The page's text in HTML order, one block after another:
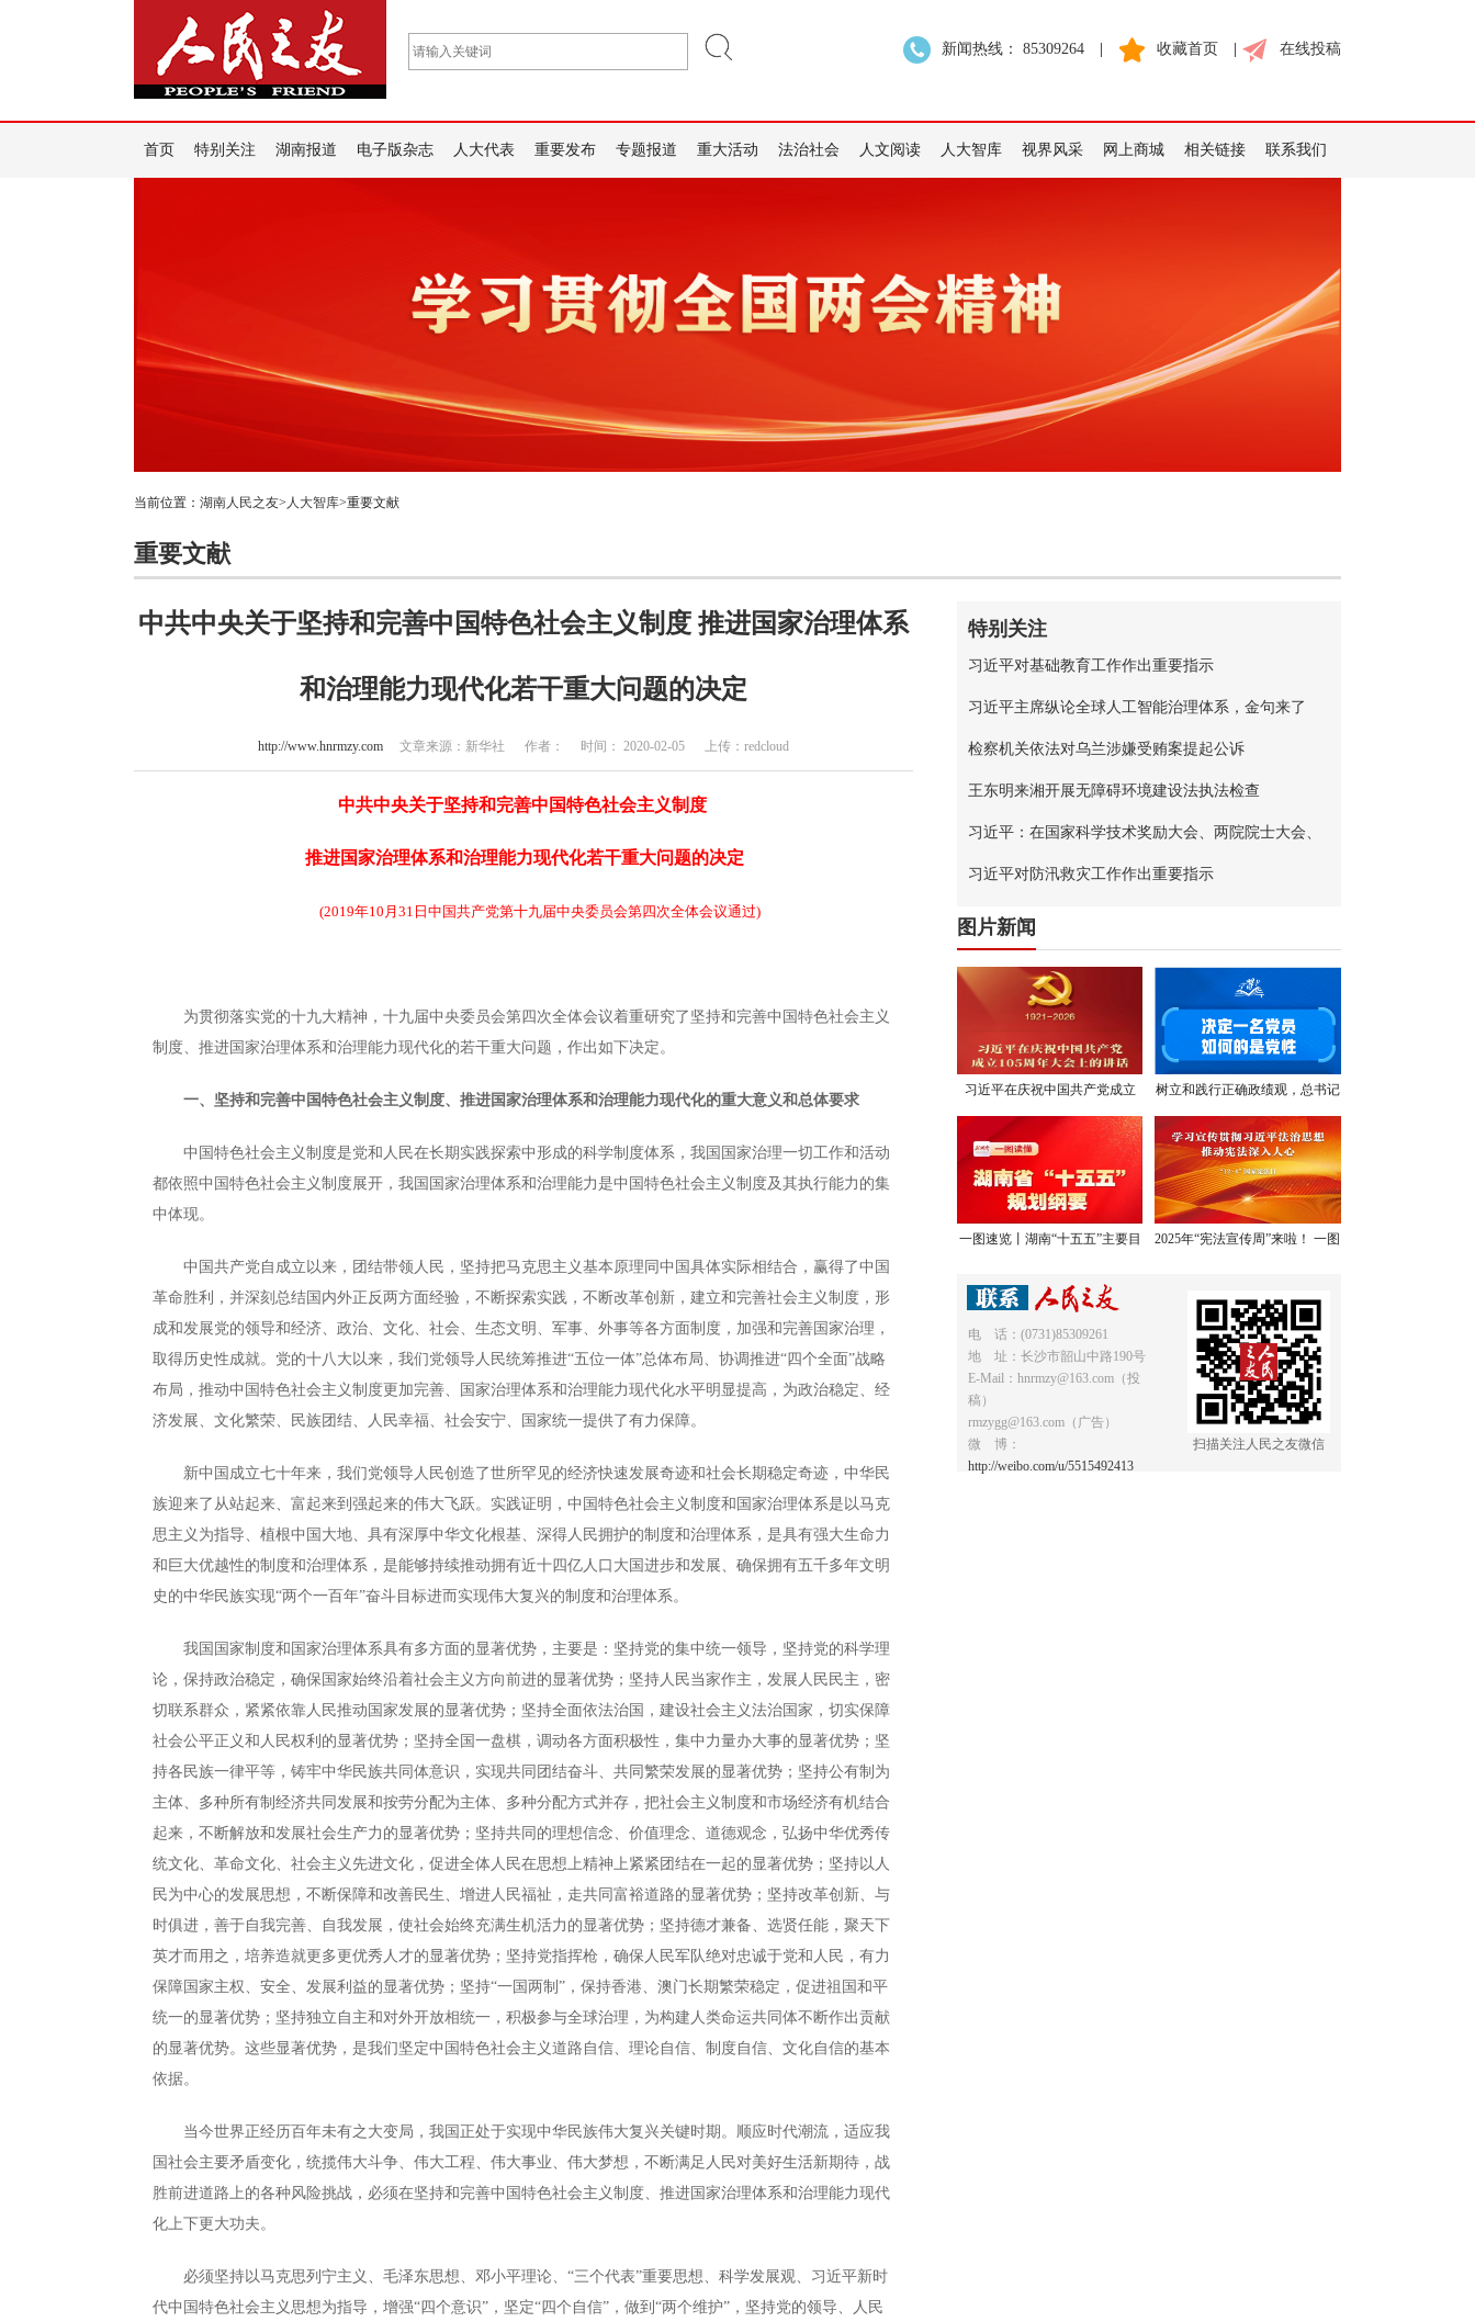
新闻热线： 85309264 收藏首页 在线投稿
首页 特别关注 湖南报道 电子版杂志 人大代表 重要发布 专题报道 重大活动 法治社会 人文阅读 人大智库 视界风采 网上商城 相关链接 联系我们
当前位置： 湖南人民之友> 人大智库>重要文献
重要文献
中共中央关于坚持和完善中国特色社会主义制度 推进国家治理体系
和治理能力现代化若干重大问题的决定
http://www.hnrmzy.com 文章来源：新华社 作者： 时间： 2020-02-05 上传：redcloud
中共中央关于坚持和完善中国特色社会主义制度
推进国家治理体系和治理能力现代化若干重大问题的决定
(2019年10月31日中国共产党第十九届中央委员会第四次全体会议通过)
为贯彻落实党的十九大精神，十九届中央委员会第四次全体会议着重研究了坚持和完善中国特色社会主义
制度、推进国家治理体系和治理能力现代化的若干重大问题，作出如下决定。
一、坚持和完善中国特色社会主义制度、推进国家治理体系和治理能力现代化的重大意义和总体要求
中国特色社会主义制度是党和人民在长期实践探索中形成的科学制度体系，我国国家治理一切工作和活动
都依照中国特色社会主义制度展开，我国国家治理体系和治理能力是中国特色社会主义制度及其执行能力的集
中体现。
中国共产党自成立以来，团结带领人民，坚持把马克思主义基本原理同中国具体实际相结合，赢得了中国
革命胜利，并深刻总结国内外正反两方面经验，不断探索实践，不断改革创新，建立和完善社会主义制度，形
成和发展党的领导和经济、政治、文化、社会、生态文明、军事、外事等各方面制度，加强和完善国家治理，
取得历史性成就。党的十八大以来，我们党领导人民统筹推进“五位一体”总体布局、协调推进“四个全面”战略
布局，推动中国特色社会主义制度更加完善、国家治理体系和治理能力现代化水平明显提高，为政治稳定、经
济发展、文化繁荣、民族团结、人民幸福、社会安宁、国家统一提供了有力保障。
新中国成立七十年来，我们党领导人民创造了世所罕见的经济快速发展奇迹和社会长期稳定奇迹，中华民
族迎来了从站起来、富起来到强起来的伟大飞跃。实践证明，中国特色社会主义制度和国家治理体系是以马克
思主义为指导、植根中国大地、具有深厚中华文化根基、深得人民拥护的制度和治理体系，是具有强大生命力
和巨大优越性的制度和治理体系，是能够持续推动拥有近十四亿人口大国进步和发展、确保拥有五千多年文明
史的中华民族实现“两个一百年”奋斗目标进而实现伟大复兴的制度和治理体系。
我国国家制度和国家治理体系具有多方面的显著优势，主要是：坚持党的集中统一领导，坚持党的科学理
论，保持政治稳定，确保国家始终沿着社会主义方向前进的显著优势；坚持人民当家作主，发展人民民主，密
切联系群众，紧紧依靠人民推动国家发展的显著优势；坚持全面依法治国，建设社会主义法治国家，切实保障
社会公平正义和人民权利的显著优势；坚持全国一盘棋，调动各方面积极性，集中力量办大事的显著优势；坚
持各民族一律平等，铸牢中华民族共同体意识，实现共同团结奋斗、共同繁荣发展的显著优势；坚持公有制为
主体、多种所有制经济共同发展和按劳分配为主体、多种分配方式并存，把社会主义制度和市场经济有机结合
起来，不断解放和发展社会生产力的显著优势；坚持共同的理想信念、价值理念、道德观念，弘扬中华优秀传
统文化、革命文化、社会主义先进文化，促进全体人民在思想上精神上紧紧团结在一起的显著优势；坚持以人
民为中心的发展思想，不断保障和改善民生、增进人民福祉，走共同富裕道路的显著优势；坚持改革创新、与
时俱进，善于自我完善、自我发展，使社会始终充满生机活力的显著优势；坚持德才兼备、选贤任能，聚天下
英才而用之，培养造就更多更优秀人才的显著优势；坚持党指挥枪，确保人民军队绝对忠诚于党和人民，有力
保障国家主权、安全、发展利益的显著优势；坚持“一国两制”，保持香港、澳门长期繁荣稳定，促进祖国和平
统一的显著优势；坚持独立自主和对外开放相统一，积极参与全球治理，为构建人类命运共同体不断作出贡献
的显著优势。这些显著优势，是我们坚定中国特色社会主义道路自信、理论自信、制度自信、文化自信的基本
依据。
当今世界正经历百年未有之大变局，我国正处于实现中华民族伟大复兴关键时期。顺应时代潮流，适应我
国社会主要矛盾变化，统揽伟大斗争、伟大工程、伟大事业、伟大梦想，不断满足人民对美好生活新期待，战
胜前进道路上的各种风险挑战，必须在坚持和完善中国特色社会主义制度、推进国家治理体系和治理能力现代
化上下更大功夫。
必须坚持以马克思列宁主义、毛泽东思想、邓小平理论、“三个代表”重要思想、科学发展观、习近平新时
代中国特色社会主义思想为指导，增强“四个意识”，坚定“四个自信”，做到“两个维护”，坚持党的领导、人民
特别关注
习近平对基础教育工作作出重要指示
习近平主席纵论全球人工智能治理体系，金句来了
检察机关依法对乌兰涉嫌受贿案提起公诉
王东明来湘开展无障碍环境建设法执法检查
习近平：在国家科学技术奖励大会、两院院士大会、
中国科协第十一次全国代表大会上的讲话
习近平对防汛救灾工作作出重要指示
图片新闻
习近平在庆祝中国共产党成立
105周年大会上的讲话，学金
句，悟深意！
树立和践行正确政绩观，总书记
提出明确要求
一图速览丨湖南“十五五”主要目
2025年“宪法宣传周”来啦！ 一图
电 话：(0731)85309261
地 址：长沙市韶山中路190号
E-Mail：hnrmzy@163.com（投
稿）
rmzygg@163.com（广告）
微 博：
http://weibo.com/u/5515492413
扫描关注人民之友微信